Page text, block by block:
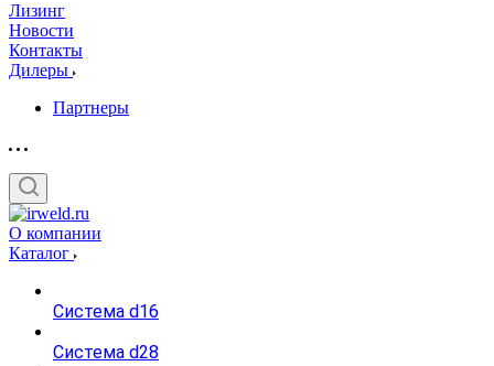
Лизинг
Новости
Контакты
Дилеры
Партнеры
О компании
Каталог
Система d16
Система d28